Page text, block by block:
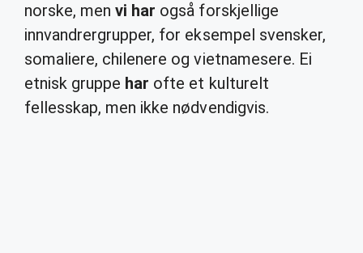
norske, menvi har også forskjellige
innvandrergrupper, for eksempel svensker,
somaliere, chilenere og vietnamesere. Ei
etnisk gruppe har ofte et kulturelt
fellesskap, men ikke nødvendigvis.